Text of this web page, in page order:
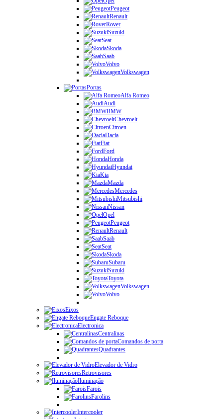
Peugeot
Renault
Rover
Suzuki
Seat
Skoda
Saab
Volvo
Volkswagen
Portas
Alfa Romeo
Audi
BMW
Chevroelt
Citroen
Dacia
Fiat
Ford
Honda
Hyundai
Kia
Mazda
Mercedes
Mitsubishi
Nissan
Opel
Peugeot
Renault
Saab
Seat
Skoda
Subaru
Suzuki
Toyota
Volkswagen
Volvo
Eixos
Engate Reboque
Electronica
Centralinas
Comandos de porta
Quadrantes
Elevador de Vidro
Retrovisores
Iluminação
Farois
Farolins
Intercooler